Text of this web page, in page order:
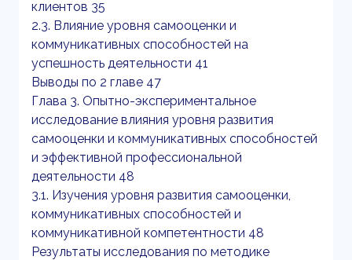
клиентов 35
2.3. Влияние уровня самооценки и
коммуникативных способностей на
успешность деятельности 41
Выводы по 2 главе 47
Глава 3. Опытно-экспериментальное
исследование влияния уровня развития
самооценки и коммуникативных способностей
и эффективной профессиональной
деятельности 48
3.1. Изучения уровня развития самооценки,
коммуникативных способностей и
коммуникативной компетентности 48
Результаты исследования по методике